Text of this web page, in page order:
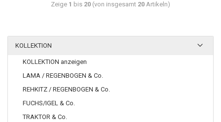
Zeige 1 bis 20 (von insgesamt 20 Artikeln)
KOLLEKTION
KOLLEKTION anzeigen
LAMA / REGENBOGEN & Co.
REHKITZ / REGENBOGEN & Co.
FUCHS/IGEL & Co.
TRAKTOR & Co.